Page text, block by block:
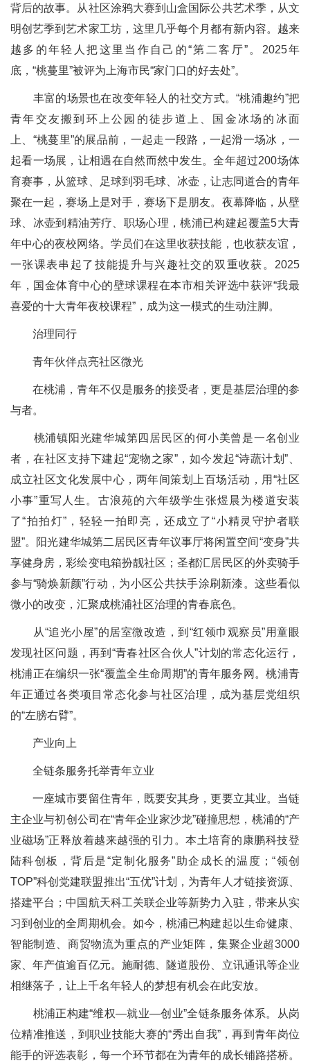
背后的故事。从社区涂鸦大赛到山盒国际公共艺术季，从文
明创艺季到艺术家工坊，这里几乎每个月都有新内容。越来
越多的年轻人把这里当作自己的“第二客厅”。2025年
底，“桃蔓里”被评为上海市民“家门口的好去处”。
丰富的场景也在改变年轻人的社交方式。“桃浦趣约”把
青年交友搬到环上公园的徒步道上、国金冰场的冰面
上、“桃蔓里”的展品前，一起走一段路，一起滑一场冰，一
起看一场展，让相遇在自然而然中发生。全年超过200场体
育赛事，从篮球、足球到羽毛球、冰壶，让志同道合的青年
聚在一起，赛场上是对手，赛场下是朋友。夜幕降临，从壁
球、冰壶到精油芳疗、职场心理，桃浦已构建起覆盖5大青
年中心的夜校网络。学员们在这里收获技能，也收获友谊，
一张课表串起了技能提升与兴趣社交的双重收获。2025
年，国金体育中心的壁球课程在本市相关评选中获评“我最
喜爱的十大青年夜校课程”，成为这一模式的生动注脚。
治理同行
青年伙伴点亮社区微光
在桃浦，青年不仅是服务的接受者，更是基层治理的参
与者。
桃浦镇阳光建华城第四居民区的何小美曾是一名创业
者，在社区支持下建起“宠物之家”，如今发起“诗蔬计划”、
成立社区文化发展中心，两年间策划上百场活动，用“社区
小事”重写人生。古浪苑的六年级学生张煜晨为楼道安装
了“拍拍灯”，轻轻一拍即亮，还成立了“小精灵守护者联
盟”。阳光建华城第二居民区青年议事厅将闲置空间“变身”共
享健身房，彩绘变电箱扮靓社区；圣都汇居民区的外卖骑手
参与“骑焕新颜”行动，为小区公共扶手涂刷新漆。这些看似
微小的改变，汇聚成桃浦社区治理的青春底色。
从“追光小屋”的居室微改造，到“红领巾观察员”用童眼
发现社区问题，再到“青春社区合伙人”计划的常态化运行，
桃浦正在编织一张“覆盖全生命周期”的青年服务网。桃浦青
年正通过各类项目常态化参与社区治理，成为基层党组织
的“左膀右臂”。
产业向上
全链条服务托举青年立业
一座城市要留住青年，既要安其身，更要立其业。当链
主企业与初创公司在“青年企业家沙龙”碰撞思想，桃浦的“产
业磁场”正释放着越来越强的引力。本土培育的康鹏科技登
陆科创板，背后是“定制化服务”助企成长的温度；“领创
TOP”科创党建联盟推出“五优”计划，为青年人才链接资源、
搭建平台；中国航天科工关联企业等新势力入驻，带来从实
习到创业的全周期机会。如今，桃浦已构建起以生命健康、
智能制造、商贸物流为重点的产业矩阵，集聚企业超3000
家、年产值逾百亿元。施耐德、隧道股份、立讯通讯等企业
相继落子，让上千名年轻人的梦想有机会在此安放。
桃浦正构建“维权—就业—创业”全链条服务体系。从岗
位精准推送，到职业技能大赛的“秀出自我”，再到青年岗位
能手的评选表彰，每一个环节都在为青年的成长铺路搭桥。